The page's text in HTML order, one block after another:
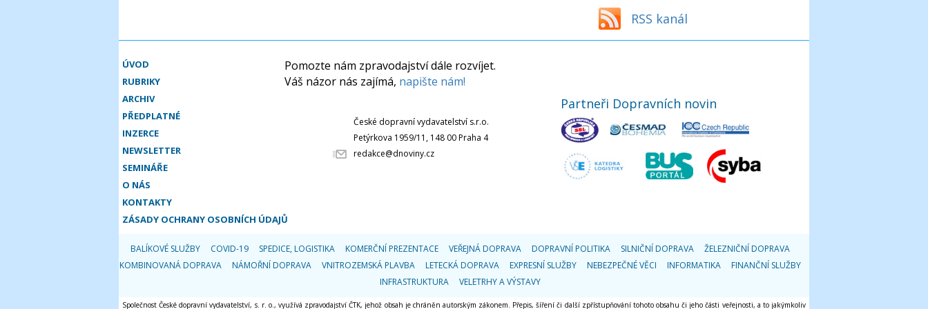
RSS kanál
ÚVOD
RUBRIKY
ARCHIV
PŘEDPLATNÉ
INZERCE
NEWSLETTER
SEMINÁŘE
O NÁS
KONTAKTY
ZÁSADY OCHRANY OSOBNÍCH ÚDAJŮ
Pomozte nám zpravodajství dále rozvíjet.
Váš názor nás zajímá, napište nám!
České dopravní vydavatelství s.r.o.
Petýrkova 1959/11, 148 00 Praha 4
redakce@dnoviny.cz
Partneři Dopravních novin
BALÍKOVÉ SLUŽBY COVID-19 SPEDICE, LOGISTIKA KOMERČNÍ PREZENTACE VEŘEJNÁ DOPRAVA DOPRAVNÍ POLITIKA SILNIČNÍ DOPRAVA
ŽELEZNIČNÍ DOPRAVA
KOMBINOVANÁ DOPRAVA
NÁMOŘNÍ DOPRAVA VNITROZEMSKÁ PLAVBA LETECKÁ DOPRAVA EXPRESNÍ SLUŽBY NEBEZPEČNÉ VĚCI INFORMATIKA
FINANČNÍ SLUŽBY
INFRASTRUKTURA
VELETRHY A VÝSTAVY
Společnost České dopravní vydavatelství, s. r. o., využívá zpravodajství ČTK, jehož obsah je chráněn autorským zákonem. Přepis, šíření či další zpřístupňování tohoto obsahu či jeho části veřejnosti, a to jakýmkoliv